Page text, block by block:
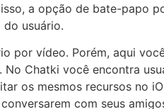
a opção de bate-papo
usuário.
por vídeo. Porém, aqui
Chatki você encontra
os mesmos recursos no
com seus